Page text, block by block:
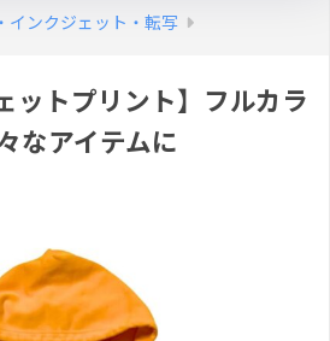
インクジェット・転写
ットプリント】フルカラ
なアイテムに